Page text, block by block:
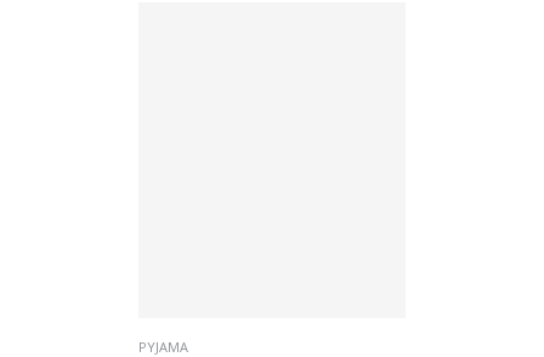
PYJAMA